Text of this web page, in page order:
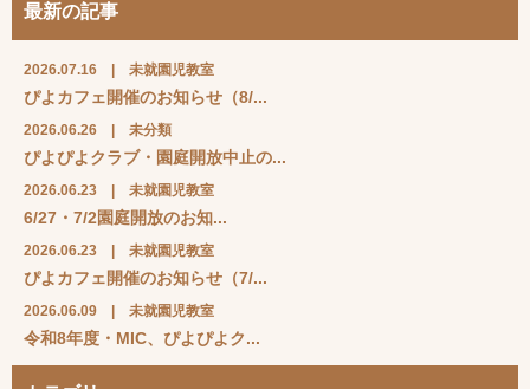
最新の記事
2026.07.16 未就園児教室
ぴよカフェ開催のお知らせ（8/...
2026.06.26 未分類
ぴよぴよクラブ・園庭開放中止の...
2026.06.23 未就園児教室
6/27・7/2園庭開放のお知...
2026.06.23 未就園児教室
ぴよカフェ開催のお知らせ（7/...
2026.06.09 未就園児教室
令和8年度・MIC、ぴよぴよク...